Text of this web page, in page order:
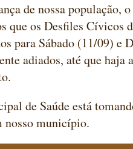
de nossa
que os Desfiles Cívicos
para Sábado (11/09) e
adiados, até que haja
de Saúde está
nosso município.